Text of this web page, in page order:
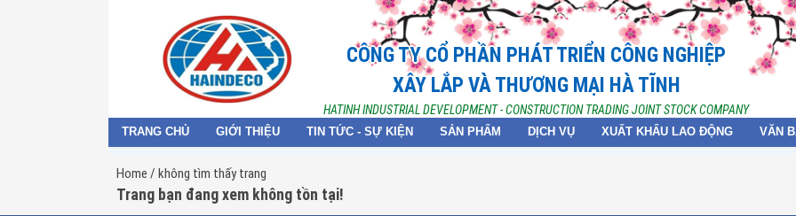
CÔNG TY CỔ PHẦN PHÁT TRIỂN CÔNG NGHIỆP
XÂY LẮP VÀ THƯƠNG MẠI HÀ TĨNH
HATINH INDUSTRIAL DEVELOPMENT - CONSTRUCTION TRADING JOINT STOCK COMPANY
TRANG CHỦ GIỚI THIỆU TIN TỨC - SỰ KIỆN SẢN PHẨM DỊCH VỤ XUẤT KHẨU LAO ĐỘNG VĂN
Home / không tìm thấy trang
Trang bạn đang xem không tồn tại!